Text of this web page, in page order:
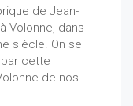
de Jean-
Volonne, dans
siècle. On se
cette
de nos